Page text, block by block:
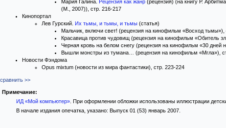
Мария Галина. Рецензия как жанр (рецензия) (на книгу Р.
(М., 2007)), стр. 216-217
Кинопортал
Лев Гурский. Их тьмы, и тьмы, и тьмы (статья)
Мальчик, включи свет! (рецензия на кинофильм «Восход тьмы»),
Красавица против чудовищ (рецензия на кинофильм «Обитель
Черная кровь на белом снегу (рецензия на кинофильм «30 дней
Вышли монстры из тумана… (рецензия на кинофильм «Мгла»),
Новости Фэндома
Opus mixtum (новости из мира фантастики), стр. 223-224
сравнить >>
Примечание:
ИД «Мой компьютер». При оформлении обложки использованы иллюстрации
В начале издания опечатка, указано: Выпуск 01 (53) январь 2007.